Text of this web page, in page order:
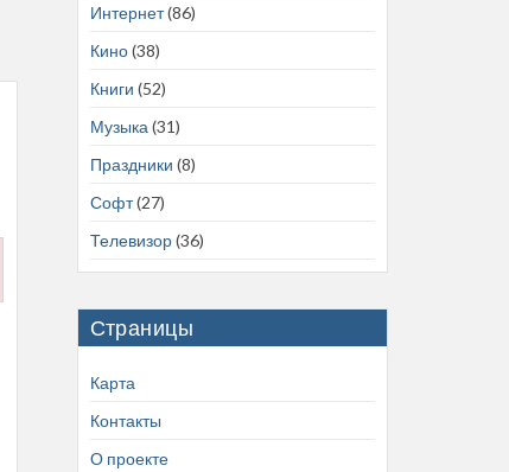
Интернет(86)
Кино(38)
Книги (52)
Музыка (31)
Праздники (8)
Софт(27)
Телевизор(36)
Страницы
Карта
Контакты
О проекте